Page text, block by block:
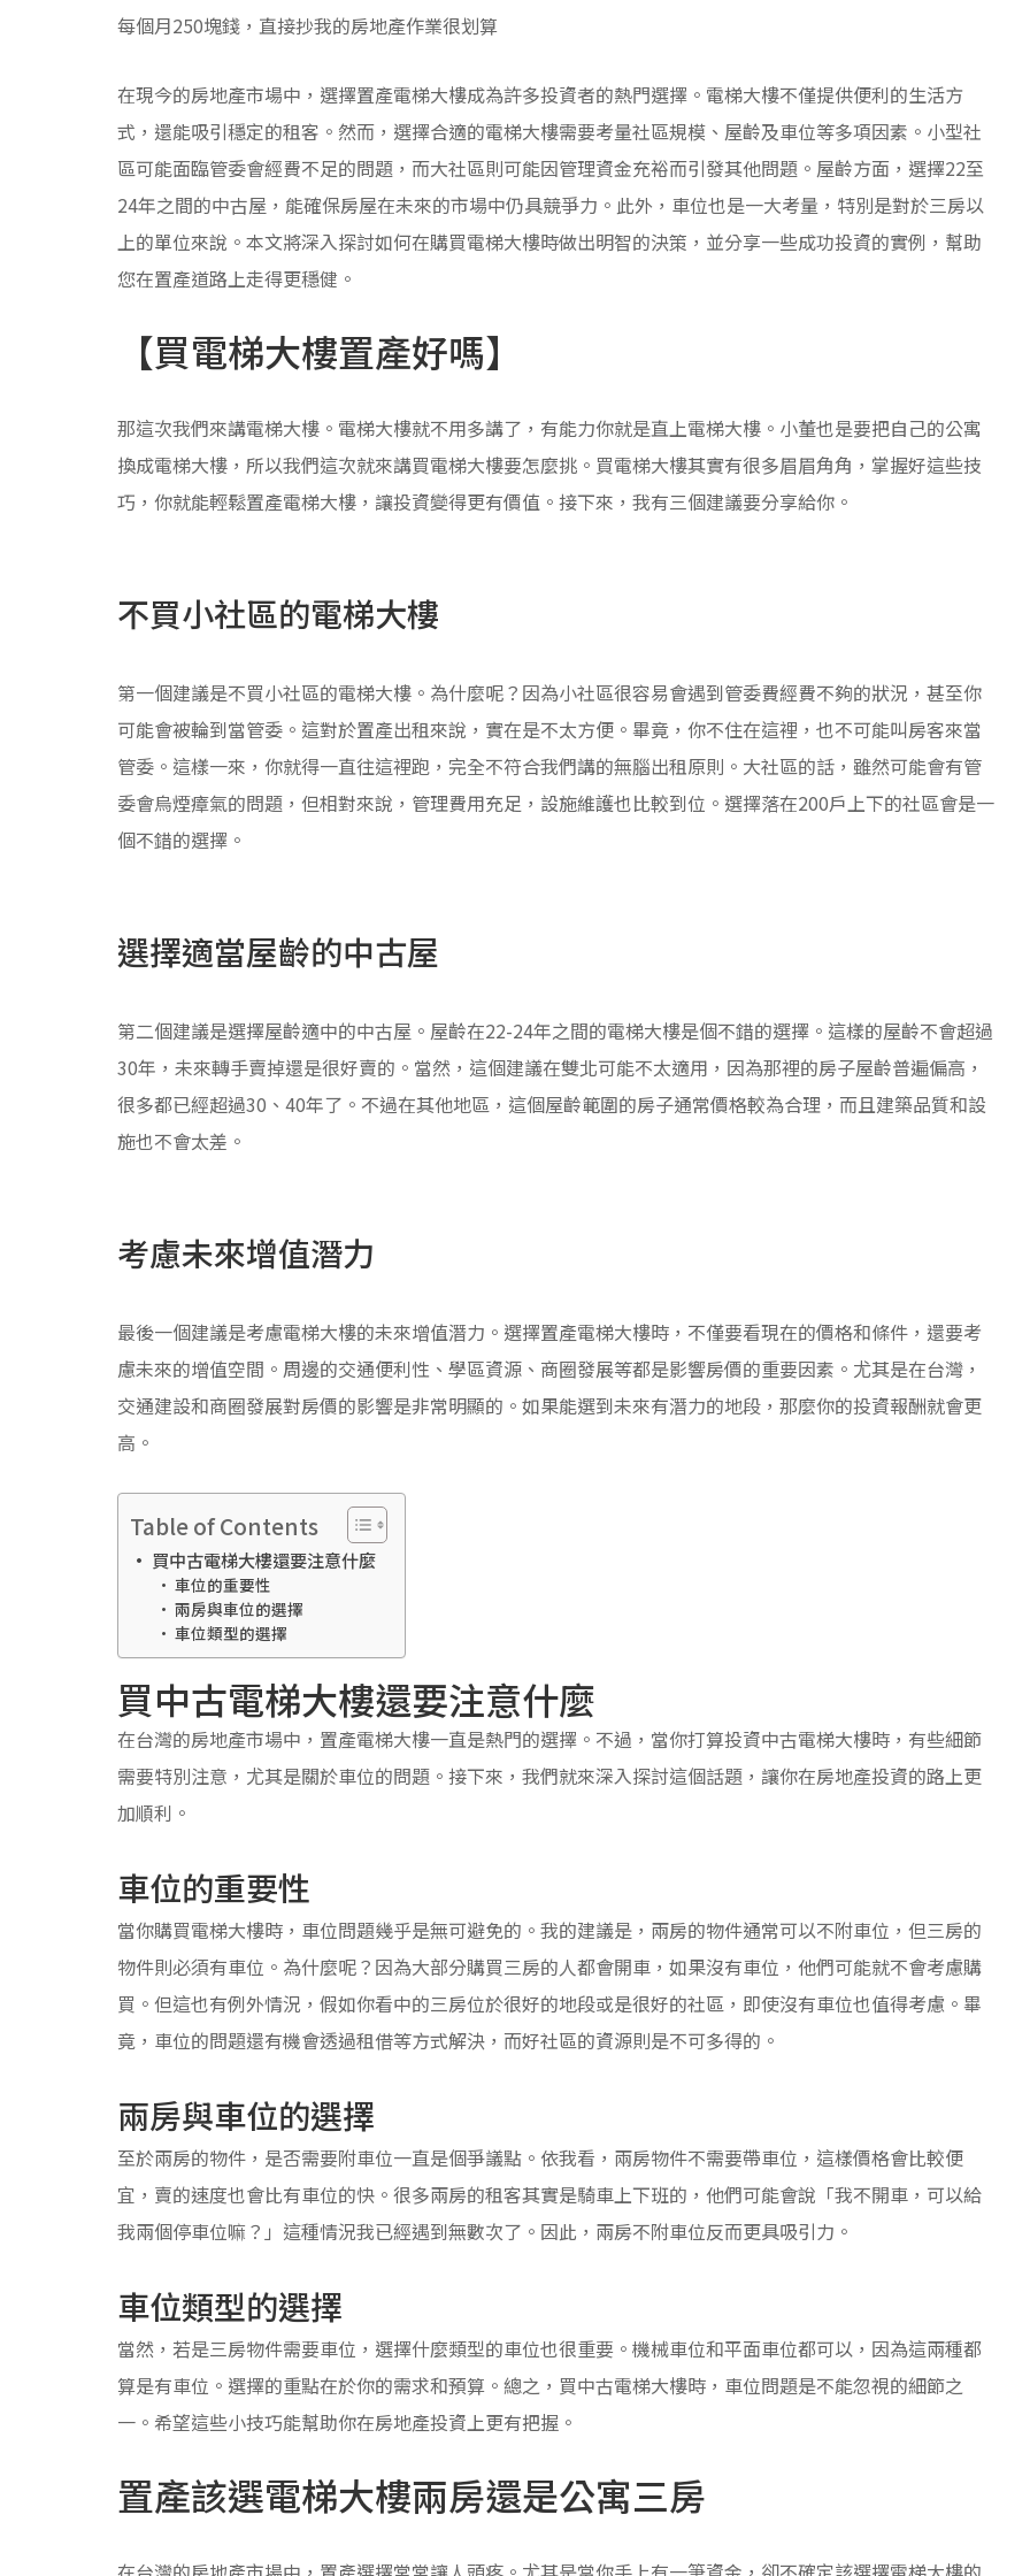
每個月250塊錢，直接抄我的房地產作業很划算
在現今的房地產市場中，選擇置產電梯大樓成為許多投資者的熱門選擇。電梯大樓不僅提供便利的生活方
式，還能吸引穩定的租客。然而，選擇合適的電梯大樓需要考量社區規模、屋齡及車位等多項因素。小型社
區可能面臨管委會經費不足的問題，而大社區則可能因管理資金充裕而引發其他問題。屋齡方面，選擇22至
24年之間的中古屋，能確保房屋在未來的市場中仍具競爭力。此外，車位也是一大考量，特別是對於三房以
上的單位來說。本文將深入探討如何在購買電梯大樓時做出明智的決策，並分享一些成功投資的實例，幫助
您在置產道路上走得更穩健。
【買電梯大樓置產好嗎】
那這次我們來講電梯大樓。電梯大樓就不用多講了，有能力你就是直上電梯大樓。小董也是要把自己的公寓
換成電梯大樓，所以我們這次就來講買電梯大樓要怎麼挑。買電梯大樓其實有很多眉眉角角，掌握好這些技
巧，你就能輕鬆置產電梯大樓，讓投資變得更有價值。接下來，我有三個建議要分享給你。
不買小社區的電梯大樓
第一個建議是不買小社區的電梯大樓。為什麼呢？因為小社區很容易會遇到管委費經費不夠的狀況，甚至你
可能會被輪到當管委。這對於置產出租來說，實在是不太方便。畢竟，你不住在這裡，也不可能叫房客來當
管委。這樣一來，你就得一直往這裡跑，完全不符合我們講的無腦出租原則。大社區的話，雖然可能會有管
委會烏煙瘴氣的問題，但相對來說，管理費用充足，設施維護也比較到位。選擇落在200戶上下的社區會是一
個不錯的選擇。
選擇適當屋齡的中古屋
第二個建議是選擇屋齡適中的中古屋。屋齡在22-24年之間的電梯大樓是個不錯的選擇。這樣的屋齡不會超過
30年，未來轉手賣掉還是很好賣的。當然，這個建議在雙北可能不太適用，因為那裡的房子屋齡普遍偏高，
很多都已經超過30、40年了。不過在其他地區，這個屋齡範圍的房子通常價格較為合理，而且建築品質和設
施也不會太差。
考慮未來增值潛力
最後一個建議是考慮電梯大樓的未來增值潛力。選擇置產電梯大樓時，不僅要看現在的價格和條件，還要考
慮未來的增值空間。周邊的交通便利性、學區資源、商圈發展等都是影響房價的重要因素。尤其是在台灣，
交通建設和商圈發展對房價的影響是非常明顯的。如果能選到未來有潛力的地段，那麼你的投資報酬就會更
高。
Table of Contents
買中古電梯大樓還要注意什麼
車位的重要性
兩房與車位的選擇
車位類型的選擇
買中古電梯大樓還要注意什麼
在台灣的房地產市場中，置產電梯大樓一直是熱門的選擇。不過，當你打算投資中古電梯大樓時，有些細節
需要特別注意，尤其是關於車位的問題。接下來，我們就來深入探討這個話題，讓你在房地產投資的路上更
加順利。
車位的重要性
當你購買電梯大樓時，車位問題幾乎是無可避免的。我的建議是，兩房的物件通常可以不附車位，但三房的
物件則必須有車位。為什麼呢？因為大部分購買三房的人都會開車，如果沒有車位，他們可能就不會考慮購
買。但這也有例外情況，假如你看中的三房位於很好的地段或是很好的社區，即使沒有車位也值得考慮。畢
竟，車位的問題還有機會透過租借等方式解決，而好社區的資源則是不可多得的。
兩房與車位的選擇
至於兩房的物件，是否需要附車位一直是個爭議點。依我看，兩房物件不需要帶車位，這樣價格會比較便
宜，賣的速度也會比有車位的快。很多兩房的租客其實是騎車上下班的，他們可能會說「我不開車，可以給
我兩個停車位嘛？」這種情況我已經遇到無數次了。因此，兩房不附車位反而更具吸引力。
車位類型的選擇
當然，若是三房物件需要車位，選擇什麼類型的車位也很重要。機械車位和平面車位都可以，因為這兩種都
算是有車位。選擇的重點在於你的需求和預算。總之，買中古電梯大樓時，車位問題是不能忽視的細節之
一。希望這些小技巧能幫助你在房地產投資上更有把握。
置產該選電梯大樓兩房還是公寓三房